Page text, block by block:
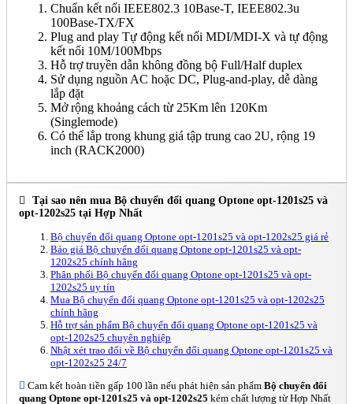
Chuẩn kết nối IEEE802.3 10Base-T, IEEE802.3u
100Base-TX/FX
Plug and play Tự động kết nối MDI/MDI-X và tự động
kết nối 10M/100Mbps
Hỗ trợ truyền dẫn không đồng bộ Full/Half duplex
Sử dụng nguồn AC hoặc DC, Plug-and-play, dễ dàng
lắp đặt
Mở rộng khoảng cách từ 25Km lên 120Km
(Singlemode)
Có thể lắp trong khung giá tập trung cao 2U, rộng 19
inch (RACK2000)
Tại sao nên mua Bộ chuyển đổi quang Optone opt-1201s25 và
opt-1202s25 tại Hợp Nhất
Bộ chuyển đổi quang Optone opt-1201s25 và opt-1202s25 giá rẻ
Báo giá Bộ chuyển đổi quang Optone opt-1201s25 và opt-
1202s25 chính hãng
Phân phối Bộ chuyển đổi quang Optone opt-1201s25 và opt-
1202s25 uy tín
Mua Bộ chuyển đổi quang Optone opt-1201s25 và opt-1202s25
chính hãng
Hỗ trợ sản phẩm Bộ chuyển đổi quang Optone opt-1201s25 và
opt-1202s25 chuyên nghiệp
Nhật xét trao đổi về Bộ chuyển đổi quang Optone opt-1201s25 và
opt-1202s25 24/7
Cam kết hoàn tiền gấp 100 lần nếu phát hiện sản phẩm Bộ chuyển đổi
quang Optone opt-1201s25 và opt-1202s25 kém chất lượng từ Hợp Nhất